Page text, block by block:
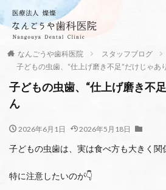
なんごうや歯科医院
スタッフブログ
子どもの虫歯、“仕上げ磨き不足”だけじゃあ
子どもの虫歯、“仕上げ磨き不
ん
2026年6月1日 2026年5月18日
子どもの虫歯は、実は食べ方も大きく関
特に注意したいのが👇